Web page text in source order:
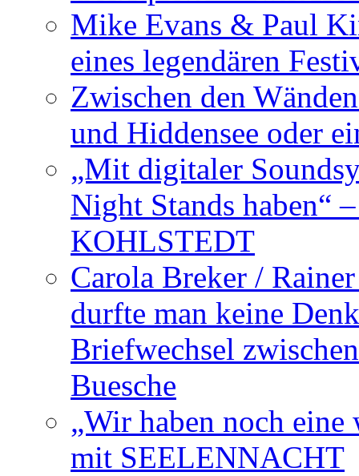
Mike Evans & Paul
eines legendären
Zwischen den
und Hiddensee oder
„Mit digitaler
Night Stands haben“
KOHLSTEDT
Carola Breker /
durfte man keine
Briefwechsel
Buesche
„Wir haben noch
mit SEELENNACHT